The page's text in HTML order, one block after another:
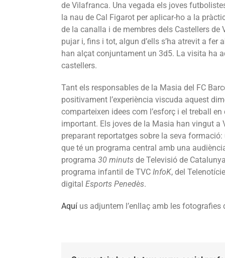
de Vilafranca. Una vegada els joves
la nau de Cal Figarot per aplicar-ho a la
de la canalla i de membres dels Castellers
pujar i, fins i tot, algun d’ells s’ha atrevit a
han alçat conjuntament un 3d5. La visita ha
castellers.
Tant els responsables de la Masia del FC
positivament l’experiència viscuda aquest
comparteixen idees com l’esforç i el treball
important. Els joves de la Masia han vingut
preparant reportatges sobre la seva
que té un programa central amb una
programa 30 minuts de Televisió de
programa infantil de TVC InfoK, del
digital Esports Penedès.
Aquí us adjuntem l’enllaç amb les